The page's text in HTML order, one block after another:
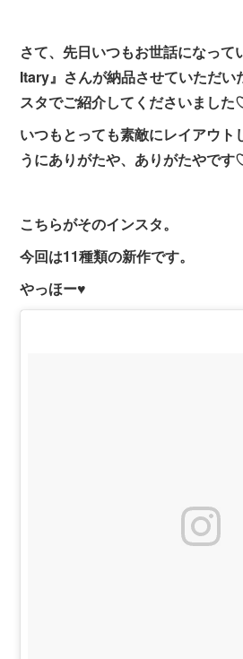
さて、先日いつもお世話になっ
Itary』さんが納品させていただい
スタでご紹介してくださいまし
いつもとっても素敵にレイアウト
うにありがたや、ありがたやで
こちらがそのインスタ。
今回は11種類の新作です。
やっほー♥